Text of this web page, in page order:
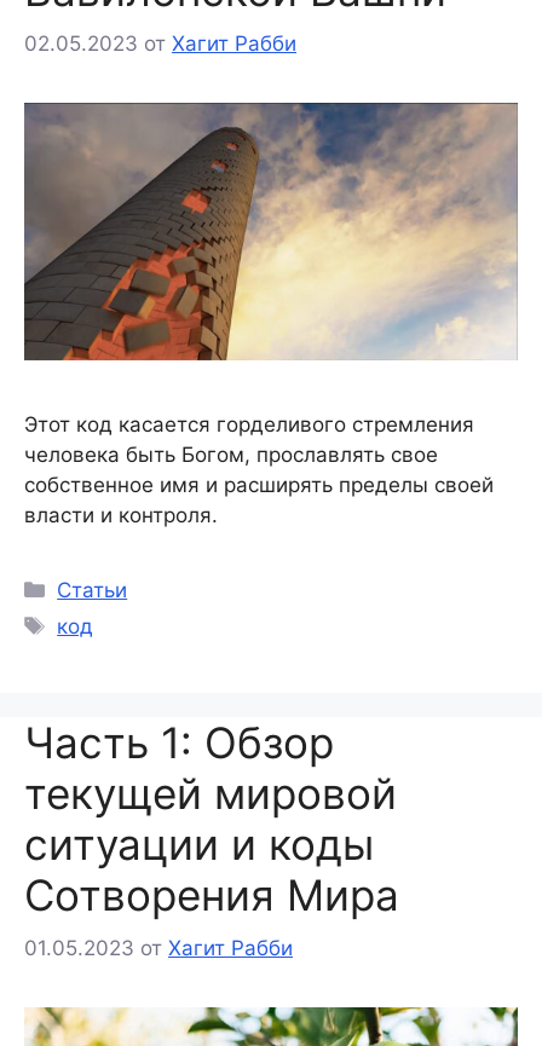
02.05.2023 от Хагит Рабби
Этот код касается горделивого стремления
человека быть Богом, прославлять свое
собственное имя и расширять пределы своей
власти и контроля.
Статьи
код
Часть 1: Обзор
текущей мировой
ситуации и коды
Сотворения Мира
01.05.2023 от Хагит Рабби